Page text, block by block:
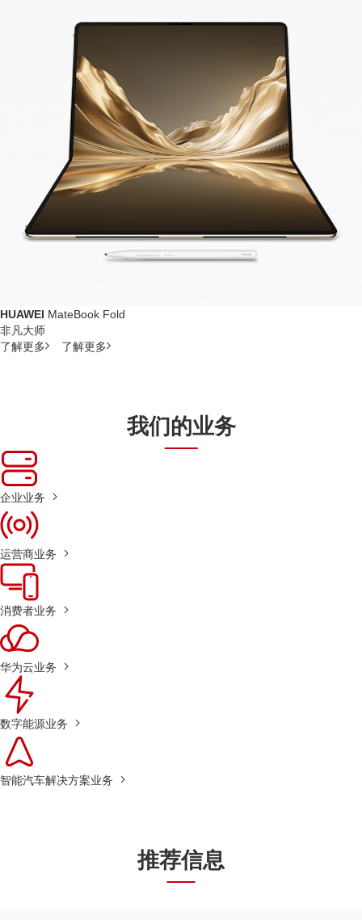
HUAWEI MateBook Fold
非凡大师
了解更多
了解更多
我们的业务
企业业务
运营商业务
消费者业务
华为云业务
数字能源业务
智能汽车解决方案业务
推荐信息